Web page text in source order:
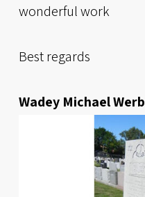
wonderful work
Best regards
Wadey Michael Werb